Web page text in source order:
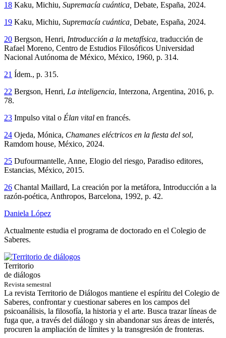
18 Kaku, Michiu, Supremacía cuántica, Debate, España, 2024.
19 Kaku, Michiu, Supremacía cuántica, Debate, España, 2024.
20 Bergson, Henri, Introducción a la metafísica, traducción de
Rafael Moreno, Centro de Estudios Filosóficos Universidad
Nacional Autónoma de México, México, 1960, p. 314.
21 Ídem., p. 315.
22 Bergson, Henri, La inteligencia, Interzona, Argentina, 2016, p.
78.
23 Impulso vital o Élan vital en francés.
24 Ojeda, Mónica, Chamanes eléctricos en la fiesta del sol,
Ramdom house, México, 2024.
25 Dufourmantelle, Anne, Elogio del riesgo, Paradiso editores,
Estancias, México, 2015.
26 Chantal Maillard, La creación por la metáfora, Introducción a la
razón-poética, Anthropos, Barcelona, 1992, p. 42.
Daniela López
Actualmente estudia el programa de doctorado en el Colegio de
Saberes.
Territorio
de diálogos
Revista semestral
La revista Territorio de Diálogos mantiene el espíritu del Colegio de
Saberes, confrontar y cuestionar saberes en los campos del
psicoanálisis, la filosofía, la historia y el arte. Busca trazar líneas de
fuga que, a través del diálogo y sin abandonar sus áreas de interés,
procuren la ampliación de límites y la transgresión de fronteras.